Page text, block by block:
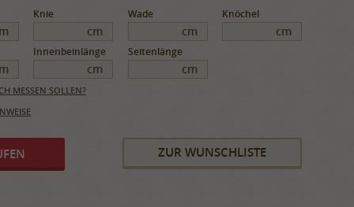
Knie
cm
Wade
cm
Knöchel
cm
Innenbeinlänge
cm
Seitenlänge
cm
MESSEN SOLLEN?
ZUR WUNSCHLISTE